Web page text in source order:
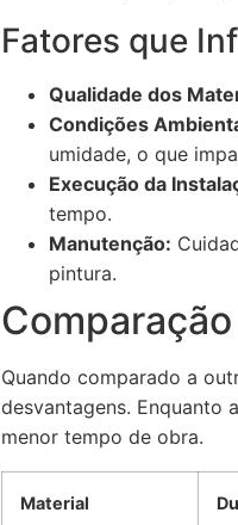
Fatores que
Qualidade dos
Condições
umidade, o que
Execução da
tempo.
Manutenção:
pintura.
Quando comparado a
desvantagens. Enquanto
menor tempo de obra.
Material